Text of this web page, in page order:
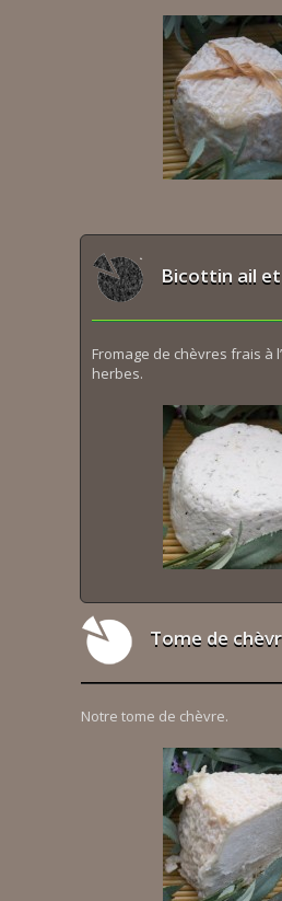
Bicottin ail
Fromage de chèvres frais à
herbes.
Tome de
Notre tome de chèvre.